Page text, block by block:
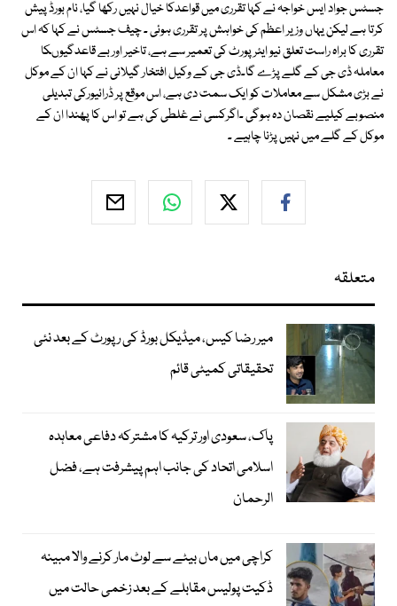
جسٹس جواد ایس خواجہ نے کہا تقرری میں قواعدکا خیال نہیں رکھا گیا، نام بورڈ پیش
کرتا ہے لیکن یہاں وزیر اعظم کی خواہش پر تقرری ہوئی ۔ چیف جسٹس نے کہا کہ اس
تقرری کا براہ راست تعلق نیو ایئر پورٹ کی تعمیر سے ہے، تاخیر اور بے قاعدگیوںکا
معاملہ ڈی جی کے گلے پڑے گا۔ڈی جی کے وکیل افتخار گیلانی نے کہا ان کے موکل
نے بڑی مشکل سے معاملات کو ایک سمت دی ہے، اس موقع پر ڈرائیورکی تبدیلی
منصوبے کیلیے نقصان دہ ہوگی ۔اگرکسی نے غلطی کی ہے تو اس کا پھندا ان کے
موکل کے گلے میں نہیں پڑنا چاہیے ۔
متعلقہ
میر رضا کیس، میڈیکل بورڈ کی رپورٹ کے بعد نئی
تحقیقاتی کمیٹی قائم
پاک، سعودی اور ترکیہ کا مشترکہ دفاعی معاہدہ
اسلامی اتحاد کی جانب اہم پیشرفت ہے، فضل
الرحمان
کراچی میں ماں بیٹے سے لوٹ مار کرنے والا مبینہ
ڈکیت پولیس مقابلے کے بعد زخمی حالت میں